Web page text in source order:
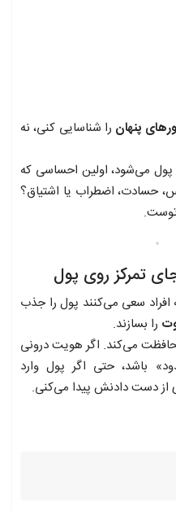
پنهان را شناسایی کنی، نه
می‌شود، اولین احساسی که
حسادت، اضطراب یا اشتیاق؟
سعی می‌کنند پول را جذب
را بسازند.
می‌کند. اگر هویت درونی
باشد، حتی اگر پول وارد
از دست دادنش پیدا می‌کنی.